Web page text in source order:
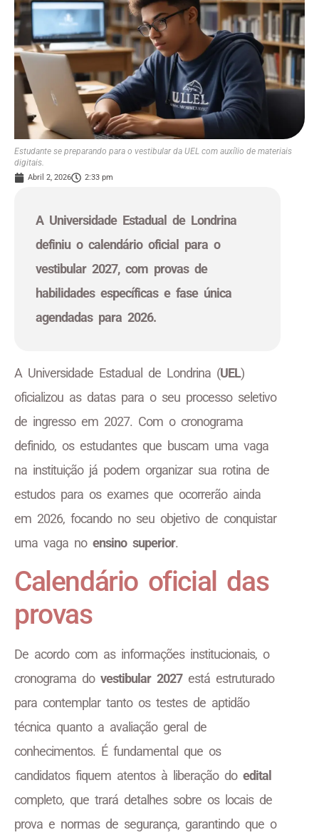
Estudante se preparando para o vestibular da UEL com auxílio de materiais
digitais.
Abril 2, 2026 2:33 pm
A Universidade Estadual de Londrina
definiu o calendário oficial para o
vestibular 2027, com provas de
habilidades específicas e fase única
agendadas para 2026.
A Universidade Estadual de Londrina (UEL)
oficializou as datas para o seu processo seletivo
de ingresso em 2027. Com o cronograma
definido, os estudantes que buscam uma vaga
na instituição já podem organizar sua rotina de
estudos para os exames que ocorrerão ainda
em 2026, focando no seu objetivo de conquistar
uma vaga no ensino superior.
Calendário oficial das
provas
De acordo com as informações institucionais, o
cronograma do vestibular 2027está estruturado
para contemplar tanto os testes de aptidão
técnica quanto a avaliação geral de
conhecimentos. É fundamental que os
candidatos fiquem atentos à liberação do edital
completo, que trará detalhes sobre os locais de
prova e normas de segurança, garantindo que o